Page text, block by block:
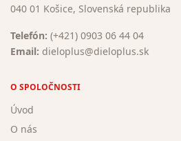
040 01 Košice, Slovenská republika
Telefón: (+421) 0903 06 44 04
Email: dieloplus@dieloplus.sk
O SPOLOČNOSTI
Úvod
O nás